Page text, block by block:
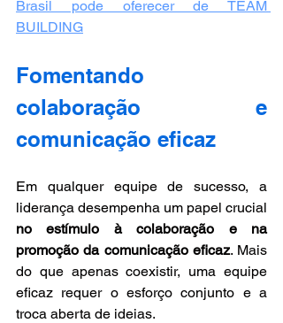
Brasil pode oferecer de TEAM
BUILDING
Fomentando
colaboração e
comunicação eficaz
Em qualquer equipe de sucesso, a
no estímulo à colaboração e na
promoção da comunicação eficaz. Mais
do que apenas coexistir, uma equipe
eficaz requer o esforço conjunto e a
troca aberta de ideias.